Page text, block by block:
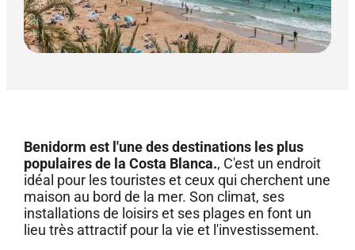
Benidorm est l'une des destinations les plus
populaires de la Costa Blanca., C'est un endroit
idéal pour les touristes et ceux qui cherchent une
maison au bord de la mer. Son climat, ses
installations de loisirs et ses plages en font un
lieu très attractif pour la vie et l'investissement.